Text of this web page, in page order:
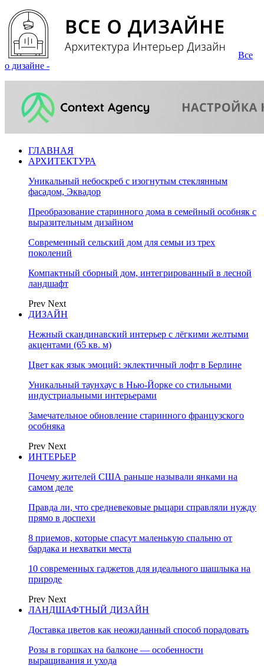
Все
о дизайне -
ГЛАВНАЯ
АРХИТЕКТУРА
Уникальный небоскреб с изогнутым стеклянным
фасадом, Эквадор
Преобразование старинного дома в семейный особняк с
выразительным дизайном
Современный сельский дом для семьи из трех
поколений
Компактный сборный дом, интегрированный в лесной
ландшафт
Prev Next
ДИЗАЙН
Нежный скандинавский интерьер с лёгкими желтыми
акцентами (65 кв. м)
Цвет как язык эмоций: эклектичный лофт в Берлине
Уникальный таунхаус в Нью-Йорке со стильными
индустриальными интерьерами
Замечательное обновление старинного французского
особняка
Prev Next
ИНТЕРЬЕР
Почему жителей США раньше называли янками на
самом деле
Правда ли, что средневековые рыцари справляли нужду
прямо в доспехи
8 приемов, которые спасут маленькую спальню от
бардака и нехватки места
10 современных гаджетов для идеального шашлыка на
природе
Prev Next
ЛАНДШАФТНЫЙ ДИЗАЙН
Доставка цветов как неожиданный способ порадовать
Розы в горшках на балконе — особенности
выращивания и ухода